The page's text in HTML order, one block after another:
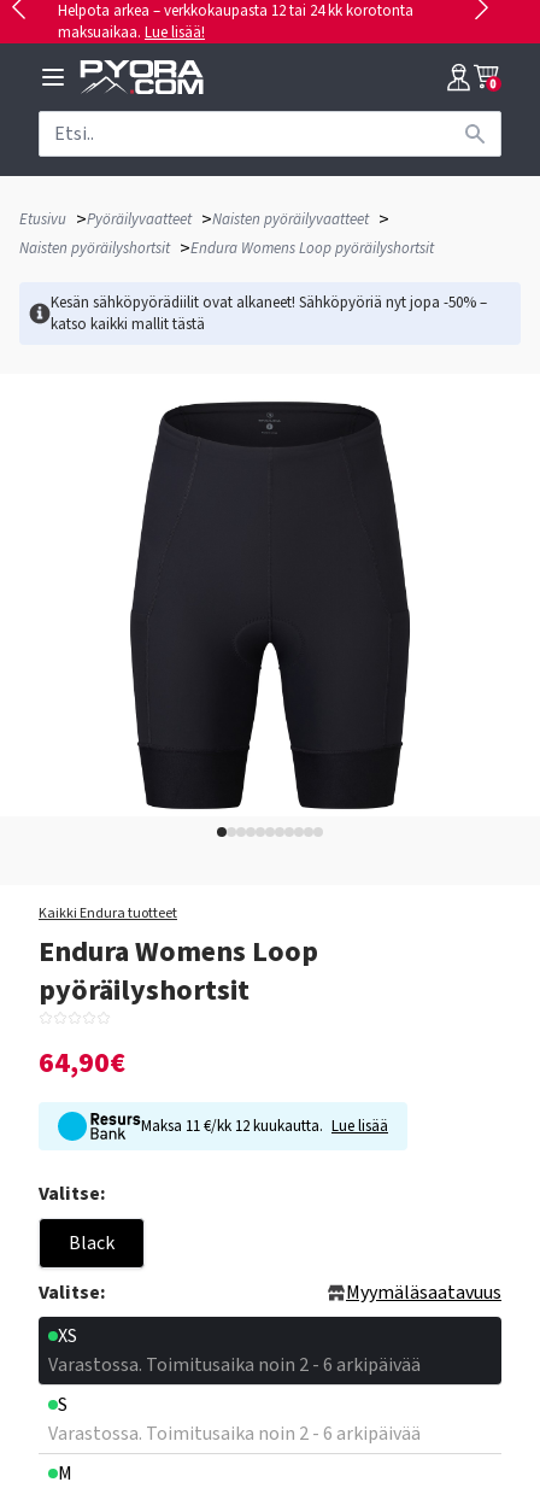
Helpota arkea – verkkokaupasta 12 tai 24 kk korotonta
maksuaikaa. Lue lisää!
0
Etusivu >Pyöräilyvaatteet >Naisten pyöräilyvaatteet >
Naisten pyöräilyshortsit >Endura Womens Loop pyöräilyshortsit
Kesän sähköpyörädiilit ovat alkaneet! Sähköpyöriä nyt jopa -50% –
katso kaikki mallittästä
Kaikki Endura tuotteet
Endura Womens Loop
pyöräilyshortsit
64,90€
Maksa 11 €/kk 12 kuukautta. Lue lisää
Valitse:
Black
Valitse:
Myymäläsaatavuus
XS
Varastossa. Toimitusaika noin 2 - 6 arkipäivää
S
Varastossa. Toimitusaika noin 2 - 6 arkipäivää
M